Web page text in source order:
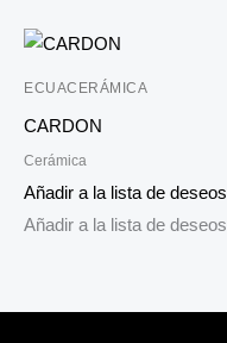
ECUACERÁMICA
CARDON
Cerámica
Añadir a la lista de deseos
Añadir a la lista de deseos